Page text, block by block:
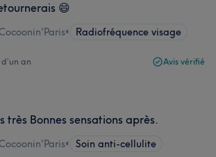
😄
• Radiofréquence visage
an Avis vérifié
très Bonnes sensations après.
• Soin anti-cellulite